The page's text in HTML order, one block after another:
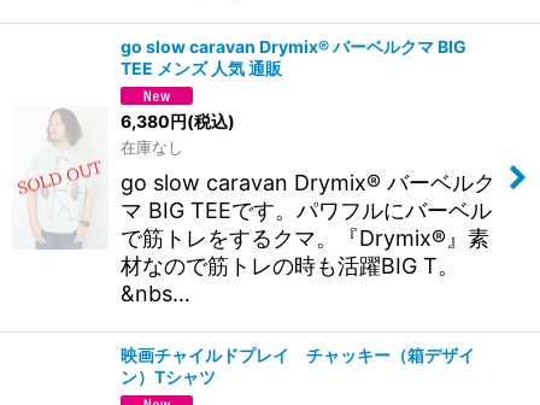
go slow caravan Drymix® バーベルクマ BIG
TEE メンズ 人気 通販
6,380円(税込)
在庫なし
go slow caravan Drymix® バーベルク
マ BIG TEEです。パワフルにバーベル
で筋トレをするクマ。『Drymix®』素
材なので筋トレの時も活躍BIG T。
&nbs…
映画チャイルドプレイ チャッキー（箱デザイ
ン）Tシャツ